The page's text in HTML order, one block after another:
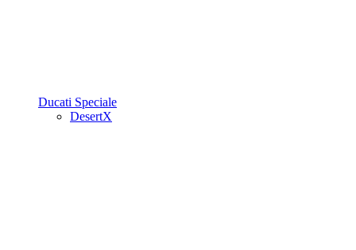
Ducati Speciale
DesertX